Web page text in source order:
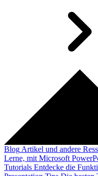
Blog Artikel und andere
Lerne, mit Microsoft
Tutorials Entdecke die